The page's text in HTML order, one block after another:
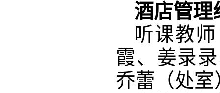
酒店管理
听课教
霞、姜录
乔蕾（处室